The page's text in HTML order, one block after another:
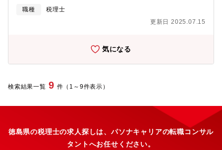
を行う）・決算（申告書作成までの処理）・顧客先を訪問し、行
った処理に対する説明などを担当します※エクセル・ワード・会
計ソフトを使用します【使用ソフト】会計：MA-1・会計王（ソリ
徴：・創業以来培われた多くの人脈とノウハウがあり、多数の外
ナー参加や、外部研修についても参加を推奨している環境。会社
負担にて研修を受講可能です。・総合経営サポートグループとし
のある職場です。■同グループの特徴：同社は、昭和60年の開業以
来、「あなたの飛躍をサポートしたい」をモットーに、税務申
告、事業承継、相続・贈与に関する相談、IT化の提案等のコンサ
ルティング業務を行っています。会計部、医療・歯科医療部、建
設部、資産税部など、各部門の経理・経営をサポートいたしま
職種
税理士
更新日 2025.07.15
気になる
検索結果一覧 9 件（1～9件表示）
徳島県の税理士の求人探しは、パソナキャリアの転職コンサル
タントへお任せください。